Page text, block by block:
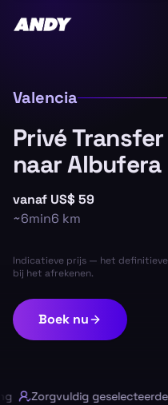
Valencia
Privé
naar Albufera
vanaf US$ 59
~6min6 km
Indicatieve prijs — het
bij het afrekenen.
Boek nu
Zorgvuldig geselecteerde